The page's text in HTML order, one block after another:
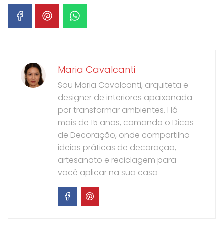
Maria Cavalcanti
Sou Maria Cavalcanti, arquiteta e
designer de interiores apaixonada
por transformar ambientes. Há
mais de 15 anos, comando o Dicas
de Decoração, onde compartilho
ideias práticas de decoração,
artesanato e reciclagem para
você aplicar na sua casa